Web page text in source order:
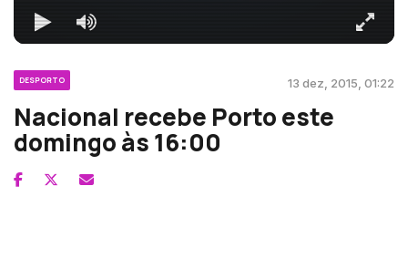
DESPORTO 13 dez, 2015, 01:22
Nacional recebe Porto este
domingo às 16:00